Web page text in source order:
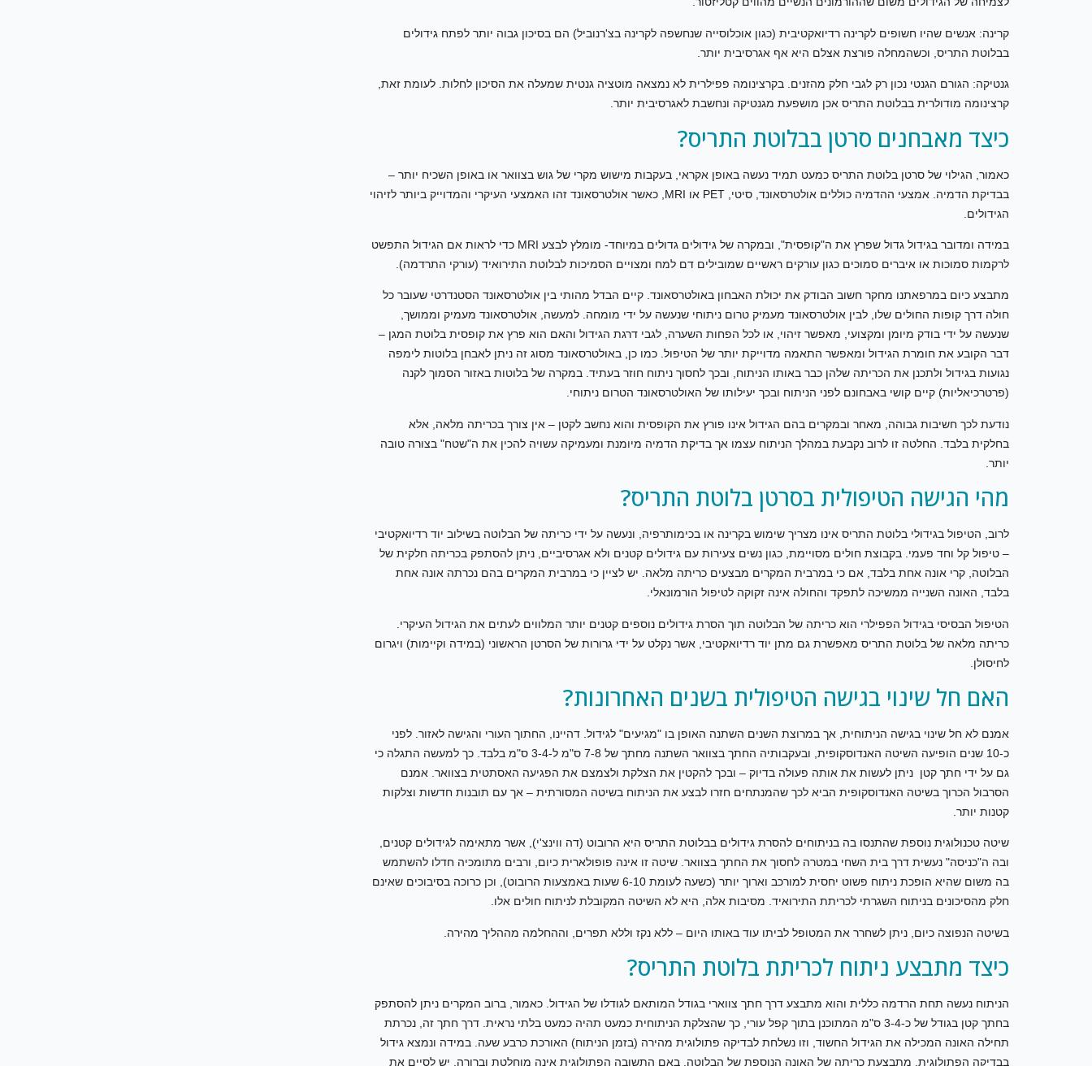
קרינה: אנשים שהיו חשופים לקרינה רדיואקטיבית (כגון אוכלוסייה שנחשפה לקרינה בצ'רנוביל) הם בסיכון גבוה יותר לפתח גידולים
בבלוטת התריס, וכשהמחלה פורצת אצלם היא אף אגרסיבית יותר.
גנטיקה: הגורם הגנטי נכון רק לגבי חלק מהזנים. בקרצינומה פפילרית לא נמצאה מוטציה גנטית שמעלה את הסיכון לחלות. לעומת זאת,
קרצינומה מודולרית בבלוטת התריס אכן מושפעת מגנטיקה ונחשבת לאגרסיבית יותר.
כיצד מאבחנים סרטן בבלוטת התריס?
כאמור, הגילוי של סרטן בלוטת התריס כמעט תמיד נעשה באופן אקראי, בעקבות מישוש מקרי של גוש בצוואר או באופן השכיח יותר –
בבדיקת הדמיה. אמצעי ההדמיה כוללים אולטרסאונד, סיטי, PET או MRI, כאשר אולטרסאונד זהו האמצעי העיקרי והמדוייק ביותר לזיהוי
הגידולים.
במידה ומדובר בגידול גדול שפרץ את ה"קופסית", ובמקרה של גידולים גדולים במיוחד- מומלץ לבצע MRI כדי לראות אם הגידול התפשט
לרקמות סמוכות או איברים סמוכים כגון עורקים ראשיים שמובילים דם למח ומצויים הסמיכות לבלוטת התירואיד (עורקי התרדמה).
מתבצע כיום במרפאתנו מחקר חשוב הבודק את יכולת האבחון באולטרסאונד. קיים הבדל מהותי בין אולטרסאונד הסטנדרטי שעובר כל
חולה דרך קופות החולים שלו, לבין אולטרסאונד מעמיק טרום ניתוחי שנעשה על ידי מומחה. למעשה, אולטרסאונד מעמיק וממושך,
שנעשה על ידי בודק מיומן ומקצועי, מאפשר זיהוי, או לכל הפחות השערה, לגבי דרגת הגידול והאם הוא פרץ את קופסית בלוטת המגן –
דבר הקובע את חומרת הגידול ומאפשר התאמה מדוייקת יותר של הטיפול. כמו כן, באולטרסאונד מסוג זה ניתן לאבחן בלוטות לימפה
נגועות בגידול ולתכנן את הכריתה שלהן כבר באותו הניתוח, ובכך לחסוך ניתוח חוזר בעתיד. במקרה של בלוטות באזור הסמוך לקנה
(פרטרכיאליות) קיים קושי באבחונם לפני הניתוח ובכך יעילותו של האולטרסאונד הטרום ניתוחי.
נודעת לכך חשיבות גבוהה, מאחר ובמקרים בהם הגידול אינו פורץ את הקופסית והוא נחשב לקטן – אין צורך בכריתה מלאה, אלא
בחלקית בלבד. החלטה זו לרוב נקבעת במהלך הניתוח עצמו אך בדיקת הדמיה מיומנת ומעמיקה עשויה להכין את ה"שטח" בצורה טובה
יותר.
מהי הגישה הטיפולית בסרטן בלוטת התריס?
לרוב, הטיפול בגידולי בלוטת התריס אינו מצריך שימוש בקרינה או בכימותרפיה, ונעשה על ידי כריתה של הבלוטה בשילוב יוד רדיואקטיבי
– טיפול קל וחד פעמי. בקבוצת חולים מסויימת, כגון נשים צעירות עם גידולים קטנים ולא אגרסיביים, ניתן להסתפק בכריתה חלקית של
הבלוטה, קרי אונה אחת בלבד, אם כי במרבית המקרים מבצעים כריתה מלאה. יש לציין כי במרבית המקרים בהם נכרתה אונה אחת
בלבד, האונה השנייה ממשיכה לתפקד והחולה אינה זקוקה לטיפול הורמונאלי.
הטיפול הבסיסי בגידול הפפילרי הוא כריתה של הבלוטה תוך הסרת גידולים נוספים קטנים יותר המלווים לעתים את הגידול העיקרי.
כריתה מלאה של בלוטת התריס מאפשרת גם מתן יוד רדיואקטיבי, אשר נקלט על ידי גרורות של הסרטן הראשוני (במידה וקיימות) ויגרום
לחיסולן.
האם חל שינוי בגישה הטיפולית בשנים האחרונות?
אמנם לא חל שינוי בגישה הניתוחית, אך במרוצת השנים השתנה האופן בו "מגיעים" לגידול. דהיינו, החתוך העורי והגישה לאזור. לפני
כ-10 שנים הופיעה השיטה האנדוסקופית, ובעקבותיה החתך בצוואר השתנה מחתך של 7-8 ס"מ ל-3-4 ס"מ בלבד. כך למעשה התגלה כי
גם על ידי חתך קטן ניתן לעשות את אותה פעולה בדיוק – ובכך להקטין את הצלקת ולצמצם את הפגיעה האסתטית בצוואר. אמנם
הסרבול הכרוך בשיטה האנדוסקופית הביא לכך שהמנתחים חזרו לבצע את הניתוח בשיטה המסורתית – אך עם תובנות חדשות וצלקות
קטנות יותר.
שיטה טכנולוגית נוספת שהתנסו בה בניתוחים להסרת גידולים בבלוטת התריס היא הרובוט (דה ווינצ'י), אשר מתאימה לגידולים קטנים,
ובה ה"כניסה" נעשית דרך בית השחי במטרה לחסוך את החתך בצוואר. שיטה זו אינה פופולארית כיום, ורבים מתומכיה חדלו להשתמש
בה משום שהיא הופכת ניתוח פשוט יחסית למורכב וארוך יותר (כשעה לעומת 6-10 שעות באמצעות הרובוט), וכן כרוכה בסיבוכים שאינם
חלק מהסיכונים בניתוח השגרתי לכריתת התירואיד. מסיבות אלה, היא לא השיטה המקובלת לניתוח חולים אלו.
בשיטה הנפוצה כיום, ניתן לשחרר את המטופל לביתו עוד באותו היום – ללא נקז וללא תפרים, וההחלמה מההליך מהירה.
כיצד מתבצע ניתוח לכריתת בלוטת התריס?
הניתוח נעשה תחת הרדמה כללית והוא מתבצע דרך חתך צווארי בגודל המותאם לגודלו של הגידול. כאמור, ברוב המקרים ניתן להסתפק
בחתך קטן בגודל של כ-3-4 ס"מ המתוכנן בתוך קפל עורי, כך שהצלקת הניתוחית כמעט תהיה כמעט בלתי נראית. דרך חתך זה, נכרתת
תחילה האונה המכילה את הגידול החשוד, וזו נשלחת לבדיקה פתולוגית מהירה (בזמן הניתוח) האורכת כרבע שעה. במידה ונמצא גידול
בבדיקה הפתולוגית, מתבצעת כריתה של האונה הנוספת של הבלוטה. באם התשובה הפתולוגית אינה מוחלטת וברורה, יש לסיים את